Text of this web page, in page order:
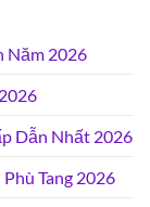
Năm 2026
Dẫn Nhất 2026
Tang 2026